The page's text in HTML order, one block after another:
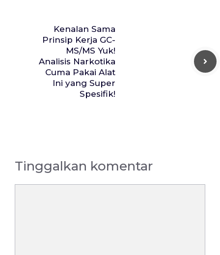
Kenalan Sama
Prinsip Kerja GC-
MS/MS Yuk!
Analisis Narkotika
Cuma Pakai Alat
Ini yang Super
Spesifik!
Tinggalkan komentar